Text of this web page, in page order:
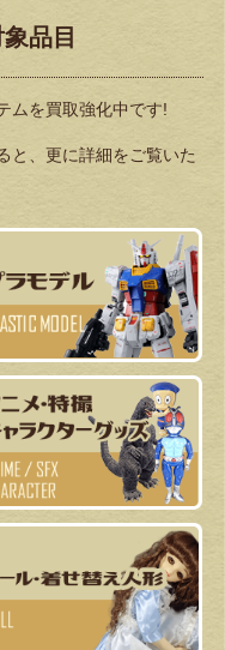
品目
ムを買取強化中です!
と、更に詳細をご覧いた